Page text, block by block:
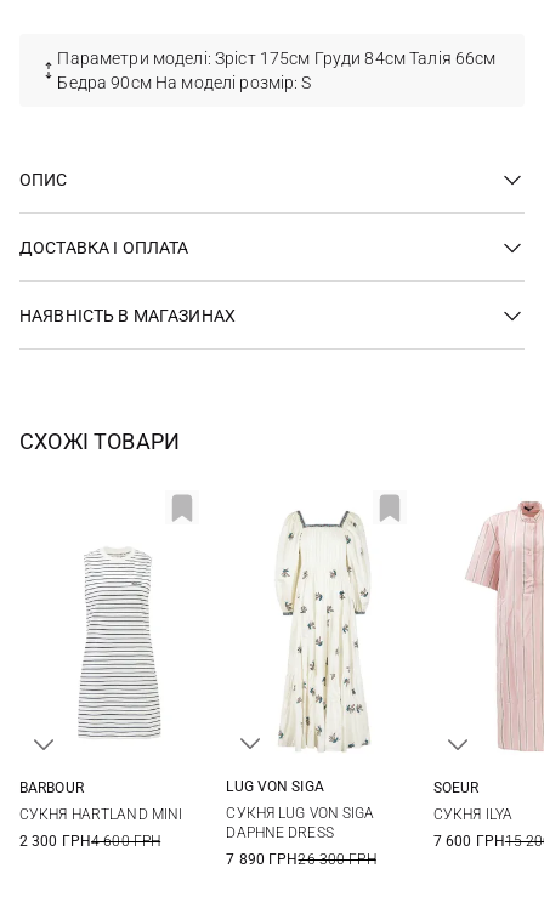
Параметри моделі: Зріст 175см Груди 84см Талія 66см
Бедра 90см На моделі розмір: S
ОПИС
ДОСТАВКА І ОПЛАТА
НАЯВНІСТЬ В МАГАЗИНАХ
СХОЖІ ТОВАРИ
BARBOUR
СУКНЯ HARTLAND MINI
2 300 ГРН4 600 ГРН
LUG VON SIGA
СУКНЯ LUG VON SIGA
DAPHNE DRESS
7 890 ГРН26 300 ГРН
SOEUR
СУКНЯ ILYA
7 600 ГРН15